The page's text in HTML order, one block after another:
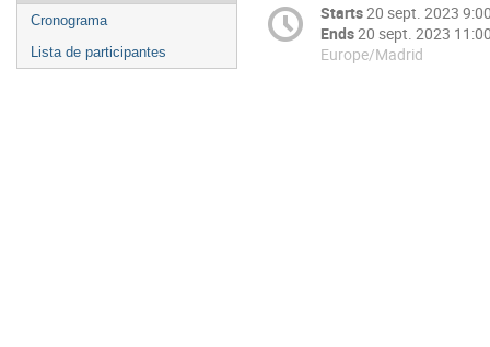
Cronograma
Lista de participantes
Starts20 sept. 2023
Ends20 sept. 2023
Europe/Madrid